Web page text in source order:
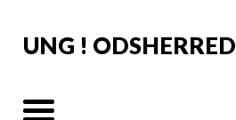
UNG ! ODSHERRED